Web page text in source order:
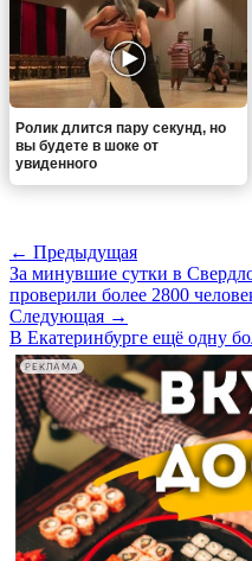
Ролик длится пару секунд, но
вы будете в шоке от
увиденного
← Предыдущая
За минувшие сутки в
проверили более 2800
Следующая →
В Екатеринбурге ещё одну
РЕКЛАМА